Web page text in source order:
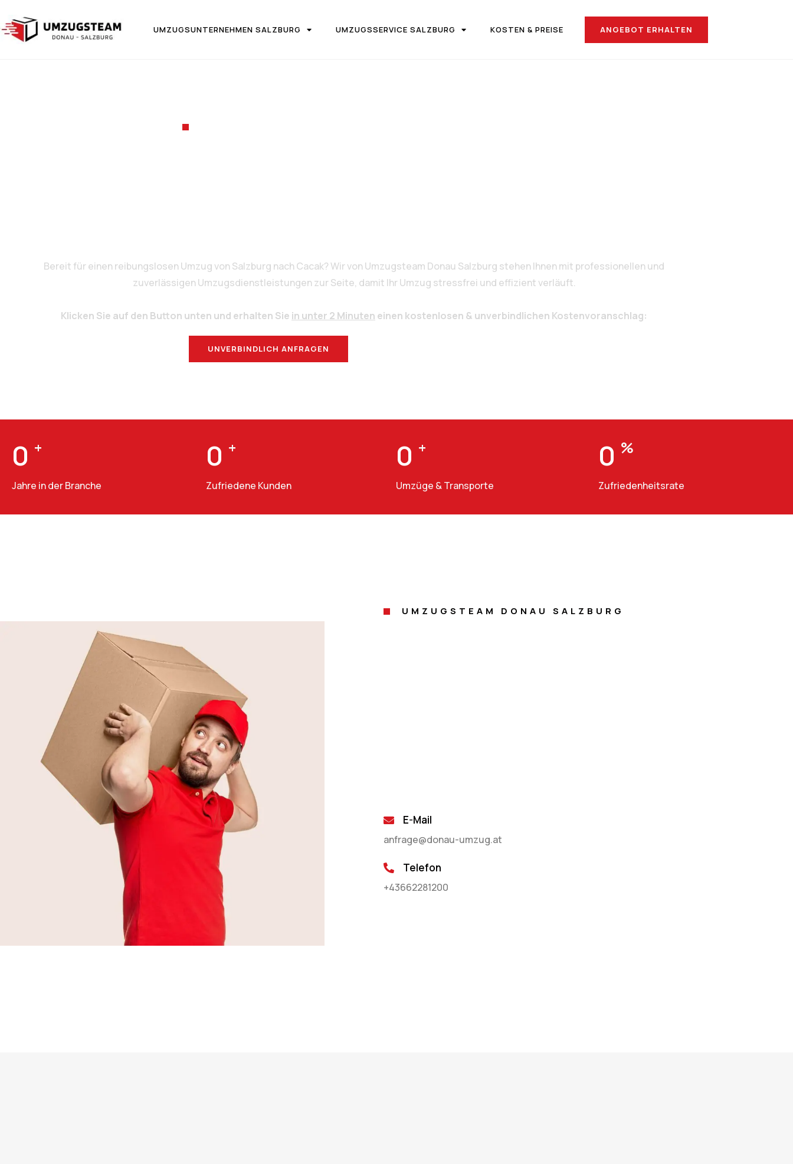
UMZUGSUNTERNEHMEN SALZBURG UMZUGSSERVICE SALZBURG KOSTEN & PREISE ANGEBOT ERHALTEN
Bereit für einen reibungslosen Umzug von Salzburg nach Cacak? Wir von Umzugsteam Donau Salzburg stehen Ihnen mit professionellen und
zuverlässigen Umzugsdienstleistungen zur Seite, damit Ihr Umzug stressfrei und effizient verläuft.
Klicken Sie auf den Button unten und erhalten Sie in unter 2 Minuten einen kostenlosen & unverbindlichen Kostenvoranschlag:
UNVERBINDLICH ANFRAGEN
0 +
Jahre in der Branche
0 +
Zufriedene Kunden
0 +
Umzüge & Transporte
0 %
Zufriedenheitsrate
UMZUGSTEAM DONAU SALZBURG
E-Mail
anfrage@donau-umzug.at
Telefon
+43662281200